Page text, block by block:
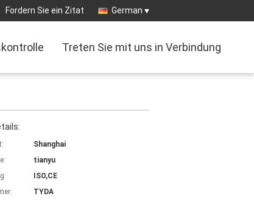
Fordern Sie ein Zitat German
Treten Sie mit uns in Verbindung
Shanghai
tianyu
ISO,CE
TYDA